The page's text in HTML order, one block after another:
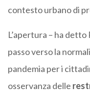
contesto urbano di
L’apertura – ha
passo verso la
pandemia per i
osservanza delle